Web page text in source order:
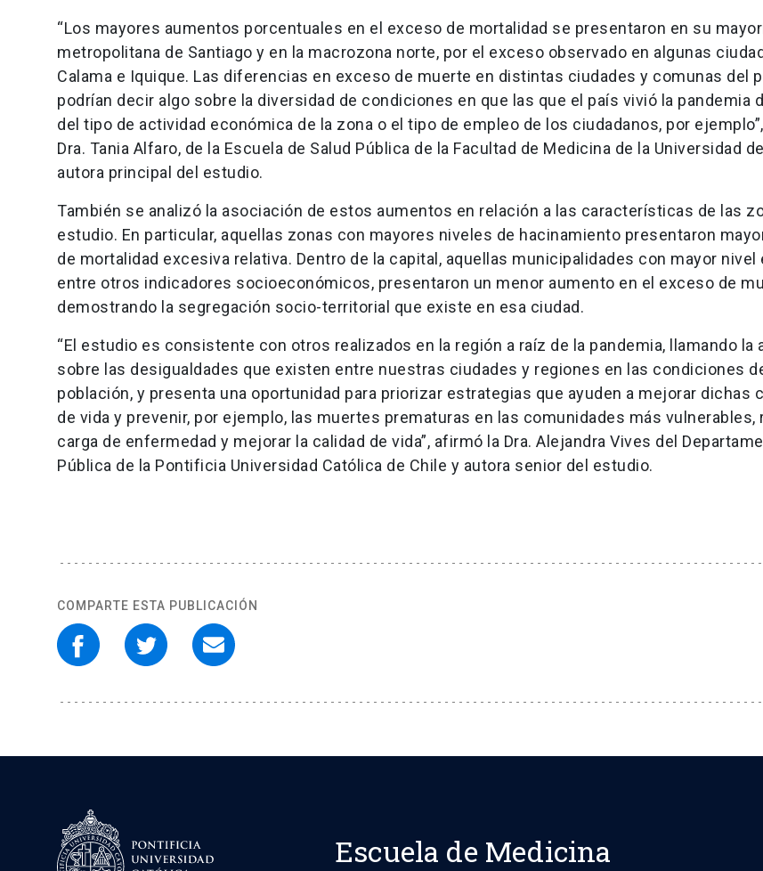
“Los mayores aumentos porcentuales en el exceso de mortalidad se presentaron en su
metropolitana de Santiago y en la macrozona norte, por el exceso observado en algunas
Calama e Iquique. Las diferencias en exceso de muerte en distintas ciudades y comunas del
podrían decir algo sobre la diversidad de condiciones en que las que el país vivió la pandemia
del tipo de actividad económica de la zona o el tipo de empleo de los ciudadanos, por
Dra. Tania Alfaro, de la Escuela de Salud Pública de la Facultad de Medicina de la Universidad
autora principal del estudio.
También se analizó la asociación de estos aumentos en relación a las características de las
estudio. En particular, aquellas zonas con mayores niveles de hacinamiento presentaron
de mortalidad excesiva relativa. Dentro de la capital, aquellas municipalidades con mayor nivel
entre otros indicadores socioeconómicos, presentaron un menor aumento en el exceso de
demostrando la segregación socio-territorial que existe en esa ciudad.
“El estudio es consistente con otros realizados en la región a raíz de la pandemia, llamando la
sobre las desigualdades que existen entre nuestras ciudades y regiones en las condiciones
población, y presenta una oportunidad para priorizar estrategias que ayuden a mejorar dichas
de vida y prevenir, por ejemplo, las muertes prematuras en las comunidades más vulnerables,
carga de enfermedad y mejorar la calidad de vida”, afirmó la Dra. Alejandra Vives del
Pública de la Pontificia Universidad Católica de Chile y autora senior del estudio.
COMPARTE ESTA PUBLICACIÓN
Escuela de Medicina